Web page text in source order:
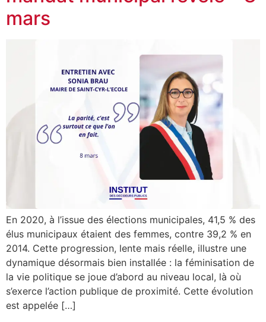
mars
En 2020, à l’issue des élections municipales, 41,5 % des
élus municipaux étaient des femmes, contre 39,2 % en
2014. Cette progression, lente mais réelle, illustre une
dynamique désormais bien installée : la féminisation de
la vie politique se joue d’abord au niveau local, là où
s’exerce l’action publique de proximité. Cette évolution
est appelée […]